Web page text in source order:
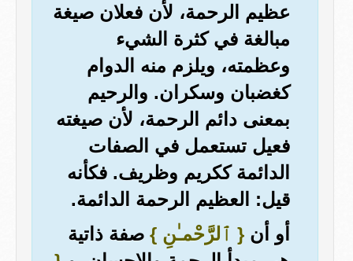
عظيم الرحمة، لأن فعلان صيغة
مبالغة في كثرة الشيء
وعظمته، ويلزم منه الدوام
كغضبان وسكران. والرحيم
بمعنى دائم الرحمة، لأن صيغته
فعيل تستعمل في الصفات
الدائمة ككريم وظريف. فكأنه
قيل: العظيم الرحمة الدائمة.
أو أن{ ٱلرَّحْمـٰنِ } صفة ذاتية